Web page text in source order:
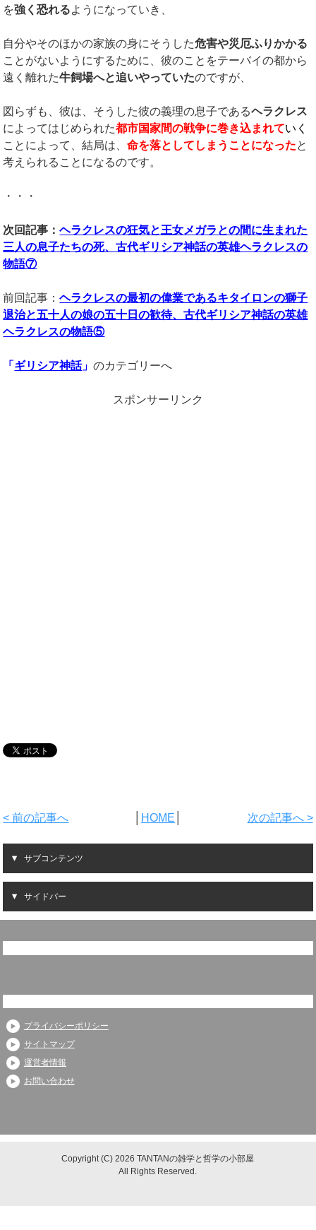
を強く恐れるようになっていき、
自分やそのほかの家族の身にそうした危害や災厄ふりかかる
ことがないようにするために、彼のことをテーバイの都から
遠く離れた牛飼場へと追いやっていたのですが、
図らずも、彼は、そうした彼の義理の息子であるヘラクレス
によってはじめられた都市国家間の戦争に巻き込まれていく
ことによって、結局は、命を落としてしまうことになったと
考えられることになるのです。
・・・
次回記事：ヘラクレスの狂気と王女メガラとの間に生まれた
三人の息子たちの死、古代ギリシア神話の英雄ヘラクレスの
物語⑦
前回記事：ヘラクレスの最初の偉業であるキタイロンの獅子
退治と五十人の娘の五十日の歓待、古代ギリシア神話の英雄
ヘラクレスの物語⑤
「 ギリシア神話」のカテゴリーへ
スポンサーリンク
< 前の記事へ HOME 次の記事へ >
サブコンテンツ
サイドバー
プライバシーポリシー
サイトマップ
運営者情報
お問い合わせ
Copyright (C) 2026 TANTANの雑学と哲学の小部屋
All Rights Reserved.